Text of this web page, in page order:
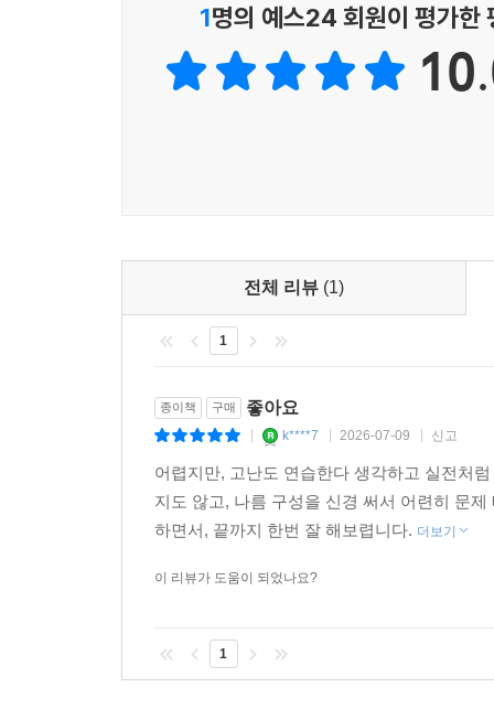
1명의 예스24 회원이 평가한
전체 리뷰 (1)
1
종이책 구매 좋아요
k****7 2026-07-09 신고
어렵지만, 고난도 연습한다 생각하고 실전처
지도 않고, 나름 구성을 신경 써서 어련히 문
하면서, 끝까지 한번 잘 해보렵니다. 더보기
이 리뷰가 도움이 되었나요?
1